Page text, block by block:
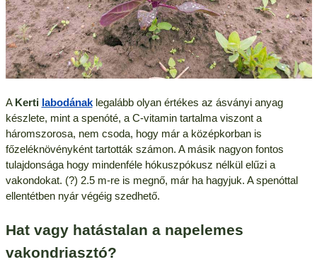
A Kerti labodánaklegalább olyan értékes az ásványi anyag
készlete, mint a spenóté, a C-vitamin tartalma viszont a
háromszorosa, nem csoda, hogy már a középkorban is
főzeléknövényként tartották számon. A másik nagyon fontos
tulajdonsága hogy mindenféle hókuszpókusz nélkül elűzi a
vakondokat. (?) 2.5 m-re is megnő, már ha hagyjuk. A spenóttal
ellentétben nyár végéig szedhető.
Hat vagy hatástalan a napelemes
vakondriasztó?